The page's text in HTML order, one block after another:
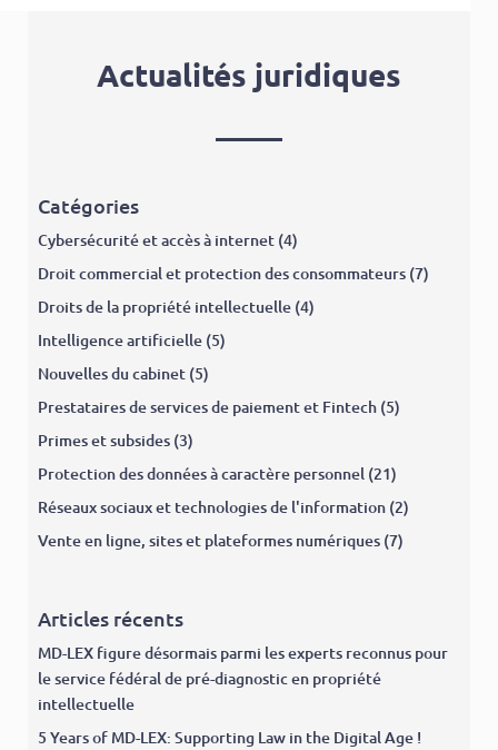
Actualités juridiques
Catégories
Cybersécurité et accès à internet (4)
Droit commercial et protection des consommateurs (7)
Droits de la propriété intellectuelle (4)
Intelligence artificielle (5)
Nouvelles du cabinet (5)
Prestataires de services de paiement et Fintech (5)
Primes et subsides (3)
Protection des données à caractère personnel (21)
Réseaux sociaux et technologies de l'information (2)
Vente en ligne, sites et plateformes numériques (7)
Articles récents
MD-LEX figure désormais parmi les experts reconnus pour
le service fédéral de pré-diagnostic en propriété
intellectuelle
5 Years of MD-LEX: Supporting Law in the Digital Age !